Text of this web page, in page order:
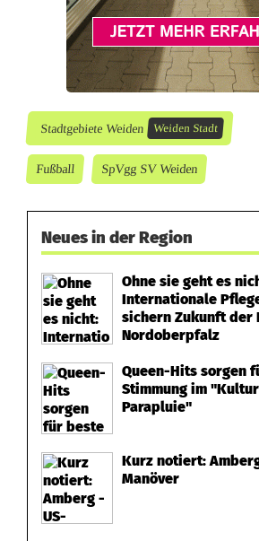
v
e
Stadtgebiete Weiden Weiden Stadt
Fußball SpVgg SV Weiden
Neues in der Region
Ohne sie geht es
Internationale
sichern Zukunft der
Nordoberpfalz
Queen-Hits sorgen
Stimmung im
Parapluie"
Kurz notiert:
Manöver